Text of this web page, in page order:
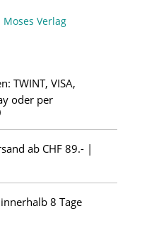
Moses Verlag
TWINT, VISA,
oder per
ab CHF 89.- |
8 Tage